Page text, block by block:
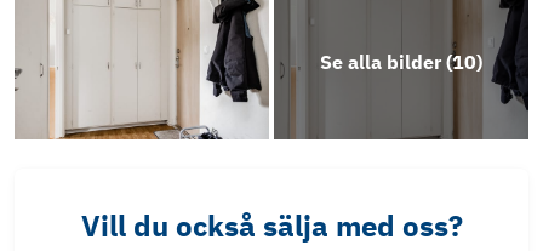
Se alla bilder (10)
Vill du också sälja med oss?